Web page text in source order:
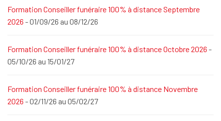
Formation Conseiller funéraire 100% à distance Septembre
2026 - 01/09/26 au 08/12/26
Formation Conseiller funéraire 100% à distance Octobre 2026 -
05/10/26 au 15/01/27
Formation Conseiller funéraire 100% à distance Novembre
2026 - 02/11/26 au 05/02/27